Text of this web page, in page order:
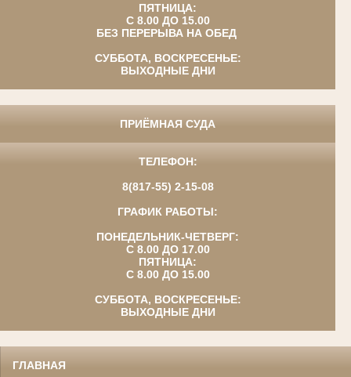
ПЯТНИЦА:
С 8.00 ДО 15.00
БЕЗ ПЕРЕРЫВА НА ОБЕД
СУББОТА, ВОСКРЕСЕНЬЕ:
ВЫХОДНЫЕ ДНИ
ПРИЁМНАЯ СУДА
ТЕЛЕФОН:
8(817-55) 2-15-08
ГРАФИК РАБОТЫ:
ПОНЕДЕЛЬНИК-ЧЕТВЕРГ:
С 8.00 ДО 17.00
ПЯТНИЦА:
С 8.00 ДО 15.00
СУББОТА, ВОСКРЕСЕНЬЕ:
ВЫХОДНЫЕ ДНИ
ГЛАВНАЯ